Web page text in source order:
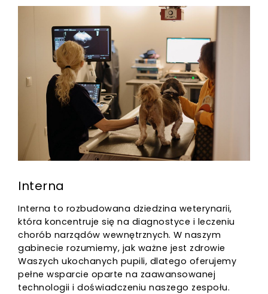
Interna
Interna to rozbudowana dziedzina weterynarii,
która koncentruje się na diagnostyce i leczeniu
chorób narządów wewnętrznych. W naszym
gabinecie rozumiemy, jak ważne jest zdrowie
Waszych ukochanych pupili, dlatego oferujemy
pełne wsparcie oparte na zaawansowanej
technologii i doświadczeniu naszego zespołu.